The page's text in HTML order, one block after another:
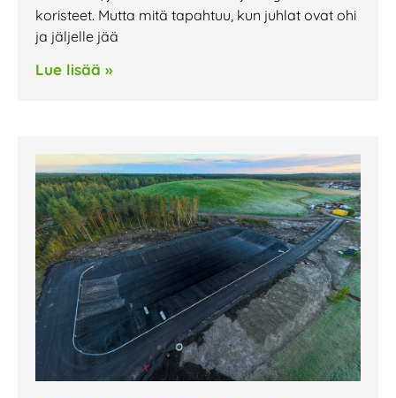
koristeet. Mutta mitä tapahtuu, kun juhlat ovat ohi
ja jäljelle jää
Lue lisää »